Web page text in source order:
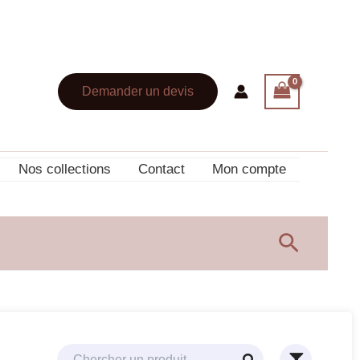
Demander un devis
Nos collections Contact Mon compte